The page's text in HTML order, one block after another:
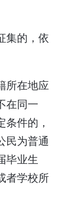
集的，依
所在地应
在同一
件的，
民为普通
毕业生
者学校所